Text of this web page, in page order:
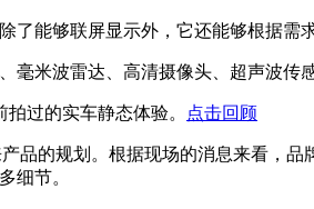
了能够联屏显示外，它还能够根据
毫米波雷达、高清摄像头、超声波传
过的实车静态体验。 点击回顾
品的规划。根据现场的消息来看，
细节。